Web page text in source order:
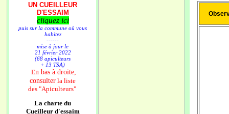
UN CUEILLEUR
D'ESSAIM
cliquez ici
puis sur la commune où vous
habitez
------
mise à jour le
21 février 2022
(68 apiculteurs
+ 13 TSA)
En bas à droite,
consulter la liste
des "Apiculteurs"
La charte du
Cueilleur d'essaim